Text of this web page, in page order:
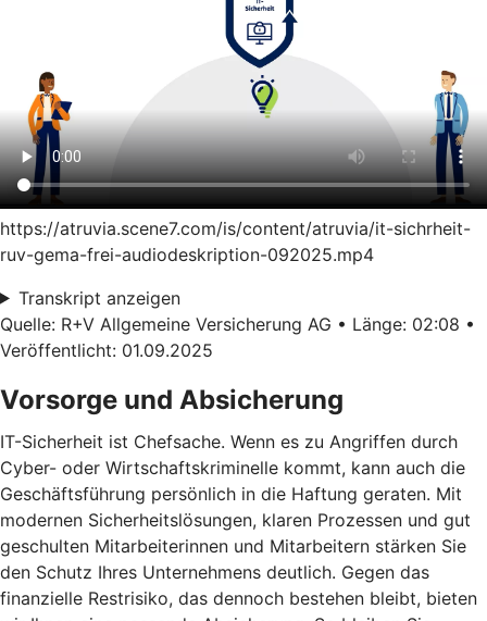
https://atruvia.scene7.com/is/content/atruvia/it-sichrheit-
ruv-gema-frei-audiodeskription-092025.mp4
Transkript anzeigen
Quelle: R+V Allgemeine Versicherung AG • Länge: 02:08 •
Veröffentlicht: 01.09.2025
Vorsorge und Absicherung
IT-Sicherheit ist Chefsache. Wenn es zu Angriffen durch
Cyber- oder Wirtschaftskriminelle kommt, kann auch die
Geschäftsführung persönlich in die Haftung geraten. Mit
modernen Sicherheitslösungen, klaren Prozessen und gut
geschulten Mitarbeiterinnen und Mitarbeitern stärken Sie
den Schutz Ihres Unternehmens deutlich. Gegen das
finanzielle Restrisiko, das dennoch bestehen bleibt, bieten